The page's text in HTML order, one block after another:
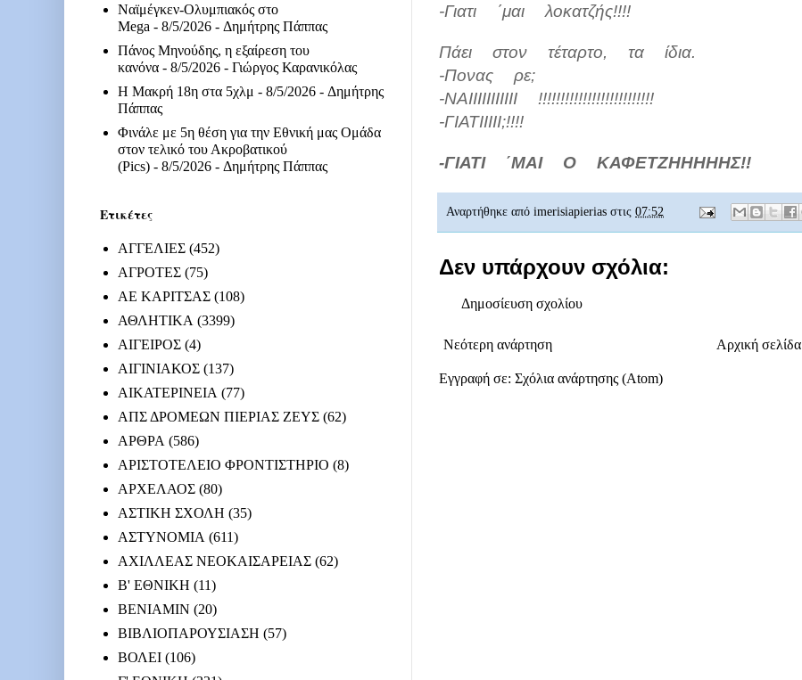
-Γιατι ΄μαι λοκατζής!!!!
Πάει στον τέταρτο, τα ίδια.
-Πονας ρε;
-ΝΑΙΙΙΙΙΙΙΙΙΙΙ !!!!!!!!!!!!!!!!!!!!!!!!!!
-ΓΙΑΤΙΙΙΙΙ;!!!!
-ΓΙΑΤΙ ΄ΜΑΙ Ο ΚΑΦΕΤΖΗΗΗΗΗΣ!!
Αναρτήθηκε από imerisiapierias στις 07:52
Δεν υπάρχουν σχόλια:
Δημοσίευση σχολίου
Νεότερη ανάρτηση Αρχική σελίδα
Εγγραφή σε: Σχόλια ανάρτησης (Atom)
Ναϊμέγκεν-Ολυμπιακός στο
Mega - 8/5/2026 - Δημήτρης Πάππας
Πάνος Μηνούδης, η εξαίρεση του
κανόνα - 8/5/2026 - Γιώργος Καρανικόλας
Η Μακρή 18η στα 5χλμ - 8/5/2026 - Δημήτρης
Πάππας
Φινάλε με 5η θέση για την Εθνική μας Ομάδα
στον τελικό του Ακροβατικού
(Pics) - 8/5/2026 - Δημήτρης Πάππας
Ετικέτες
ΑΓΓΕΛΙΕΣ (452)
ΑΓΡΟΤΕΣ (75)
ΑΕ ΚΑΡΙΤΣΑΣ (108)
ΑΘΛΗΤΙΚΑ (3399)
ΑΙΓΕΙΡΟΣ (4)
ΑΙΓΙΝΙΑΚΟΣ (137)
ΑΙΚΑΤΕΡΙΝΕΙΑ (77)
ΑΠΣ ΔΡΟΜΕΩΝ ΠΙΕΡΙΑΣ ΖΕΥΣ (62)
ΑΡΘΡΑ (586)
ΑΡΙΣΤΟΤΕΛΕΙΟ ΦΡΟΝΤΙΣΤΗΡΙΟ (8)
ΑΡΧΕΛΑΟΣ (80)
ΑΣΤΙΚΗ ΣΧΟΛΗ (35)
ΑΣΤΥΝΟΜΙΑ (611)
ΑΧΙΛΛΕΑΣ ΝΕΟΚΑΙΣΑΡΕΙΑΣ (62)
Β' ΕΘΝΙΚΗ (11)
ΒΕΝΙΑΜΙΝ (20)
ΒΙΒΛΙΟΠΑΡΟΥΣΙΑΣΗ (57)
ΒΟΛΕΙ (106)